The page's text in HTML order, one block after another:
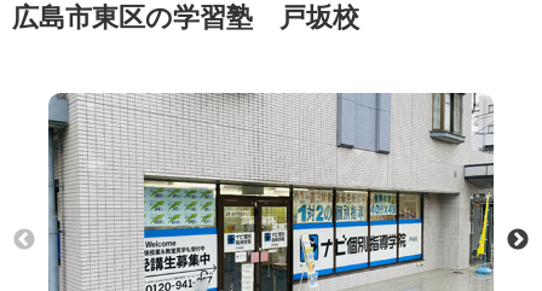
広島市東区の学習塾 戸坂校